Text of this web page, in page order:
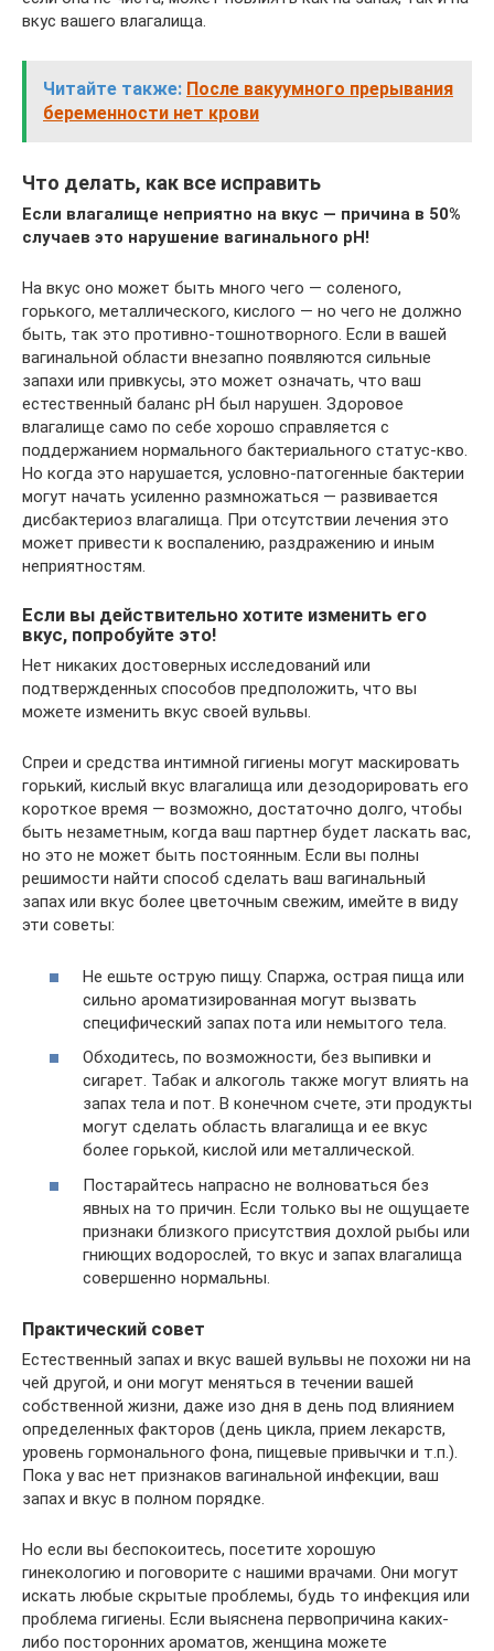
вкус вашего влагалища.
Читайте также: После вакуумного прерывания
беременности нет крови
Что делать, как все исправить
Если влагалище неприятно на вкус — причина в 50%
случаев это нарушение вагинального рН!
На вкус оно может быть много чего — соленого,
горького, металлического, кислого — но чего не должно
быть, так это противно-тошнотворного. Если в вашей
вагинальной области внезапно появляются сильные
запахи или привкусы, это может означать, что ваш
естественный баланс рН был нарушен. Здоровое
влагалище само по себе хорошо справляется с
поддержанием нормального бактериального статус-кво.
Но когда это нарушается, условно-патогенные бактерии
могут начать усиленно размножаться — развивается
дисбактериоз влагалища. При отсутствии лечения это
может привести к воспалению, раздражению и иным
неприятностям.
Если вы действительно хотите изменить его
вкус, попробуйте это!
Нет никаких достоверных исследований или
подтвержденных способов предположить, что вы
можете изменить вкус своей вульвы.
Спреи и средства интимной гигиены могут маскировать
горький, кислый вкус влагалища или дезодорировать его
короткое время — возможно, достаточно долго, чтобы
быть незаметным, когда ваш партнер будет ласкать вас,
но это не может быть постоянным. Если вы полны
решимости найти способ сделать ваш вагинальный
запах или вкус более цветочным свежим, имейте в виду
эти советы:
Не ешьте острую пищу. Спаржа, острая пища или
сильно ароматизированная могут вызвать
специфический запах пота или немытого тела.
Обходитесь, по возможности, без выпивки и
сигарет. Табак и алкоголь также могут влиять на
запах тела и пот. В конечном счете, эти продукты
могут сделать область влагалища и ее вкус
более горькой, кислой или металлической.
Постарайтесь напрасно не волноваться без
явных на то причин. Если только вы не ощущаете
признаки близкого присутствия дохлой рыбы или
гниющих водорослей, то вкус и запах влагалища
совершенно нормальны.
Практический совет
Естественный запах и вкус вашей вульвы не похожи ни на
чей другой, и они могут меняться в течении вашей
собственной жизни, даже изо дня в день под влиянием
определенных факторов (день цикла, прием лекарств,
уровень гормонального фона, пищевые привычки и т.п.).
Пока у вас нет признаков вагинальной инфекции, ваш
запах и вкус в полном порядке.
Но если вы беспокоитесь, посетите хорошую
гинекологию и поговорите с нашими врачами. Они могут
искать любые скрытые проблемы, будь то инфекция или
проблема гигиены. Если выяснена первопричина каких-
либо посторонних ароматов, женщина можете